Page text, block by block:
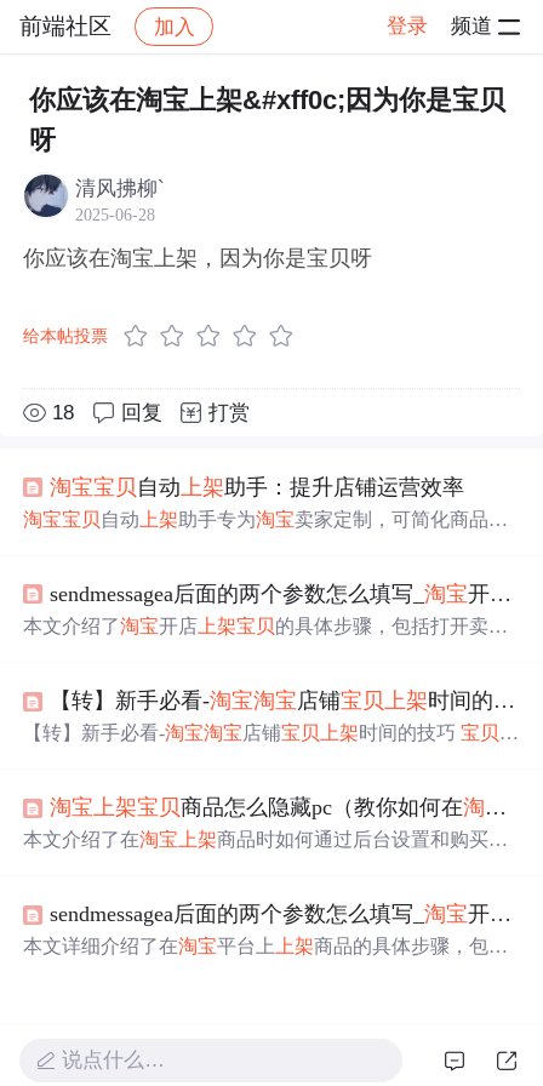
前端社区 加入 登录 频道
社区 前端社区 感慨 帖子详情
你应该在淘宝上架&#xff0c;因为你是宝贝
呀
清风拂柳`
2025-06-28
你应该在淘宝上架，因为你是宝贝呀
给本帖投票
18 回复 打赏
淘宝宝贝 自动 上架助手：提升店铺运营效率
淘宝宝贝 自动 上架助手专为淘宝卖家定制，可简化商品上
该工具可优化运营策略，增加商品曝光，提升店铺销量。
sendmessagea后面的两个参数怎么填写_淘宝开店
本文介绍了淘宝开店 上架宝贝的具体步骤，包括打开卖家
等，详细说明了盗图的几种情况及相应处罚。
【转】新手必看-淘宝淘宝店铺宝贝上架时间的技巧
【转】新手必看-淘宝淘宝店铺宝贝 上架时间的技巧宝贝 发
果您宝贝同时发布的话，也就是说这个星期只有一天您的
宝贝是排在最前面！分三次隔天发布，那你一个星期就有
商品的时候 默认排序就是按时
淘宝上架宝贝商品怎么隐藏pc（教你如何在淘宝
本文介绍了在淘宝 上架商品时如何通过后台设置和购买隐
sendmessagea后面的两个参数怎么填写_淘宝开店
本文详细介绍了在淘宝平台上上架商品的具体步骤，包括
说点什么…